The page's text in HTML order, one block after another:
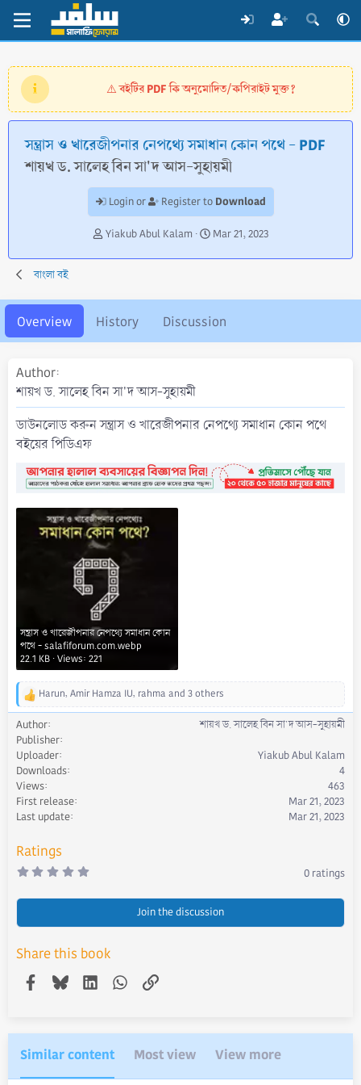
⚠️বইটির PDF কি অনুমোদিত/কপিরাইট মুক্ত?
সন্ত্রাস ও খারেজীপনার নেপথ্যে সমাধান কোন পথে - PDF
শায়খ ড. সালেহ বিন সা'দ আস-সুহায়মী
Login or Register to Download
A
t
Yiakub Abul Kalam
C
e
o
n
Mar 21, 2023
বাংলা বই
Overview History Discussion
Author
শায়খ ড. সালেহ বিন সা'দ আস-সুহায়মী
ডাউনলোড করুন সন্ত্রাস ও খারেজীপনার নেপথ্যে সমাধান কোন পথে
বইয়ের পিডিএফ
সন্ত্রাস ও খারেজীপনার নেপথ্যে সমাধান কোন
পথে - salafiforum.com.webp
22.1 KB · Views: 221
R
e
a
c
t
i
o
n
s
Harun, Amir Hamza IU, rahma and 3 others
Author
শায়খ ড. সালেহ বিন সা'দ আস-সুহায়মী
Publisher
Uploader
Yiakub Abul Kalam
Downloads
4
Views
463
First release
Mar 21, 2023
Last update
Mar 21, 2023
Ratings
0
0
(
)
0 ratings
Join the discussion
Share this book
Facebook
BlueskyLinkedInWhatsApp
Link
Similar content Most view View more